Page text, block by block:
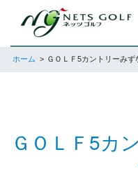
ホーム ＧＯＬＦ5カントリーみず
ＧＯＬＦ5カ